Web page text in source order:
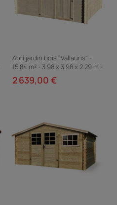
Abri jardin bois "Vallauris" -
15.84 m² - 3.98 x 3.98 x 2.29 m -
34 mm
2 639,00 €